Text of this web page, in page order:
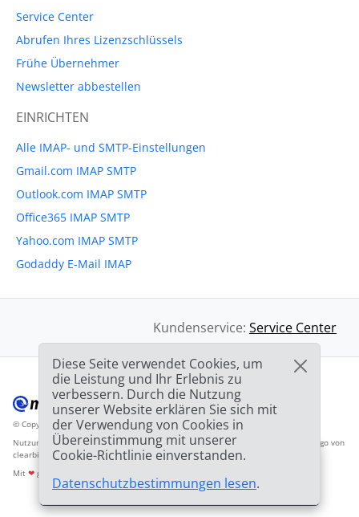
Service Center
Abrufen Ihres Lizenzschlüssels
Frühe Übernehmer
Newsletter abbestellen
EINRICHTEN
Alle IMAP- und SMTP-Einstellungen
Gmail.com IMAP SMTP
Outlook.com IMAP SMTP
Office365 IMAP SMTP
Yahoo.com IMAP SMTP
Godaddy E-Mail IMAP
Kundenservice: Service Center
© Copyright 2012-2026 Mailbird™Alle Rechte vorbehalten.
Nutzungsbedingunen Datenschutzbestimmungen Inhaltsverzeichnis
Anbieter-Logo von
clearbit.com
Mit ❤ gemacht
Diese Seite verwendet Cookies, um
die Leistung und Ihr Erlebnis zu
verbessern. Durch die Nutzung
unserer Website erklären Sie sich mit
der Verwendung von Cookies in
Übereinstimmung mit unserer
Cookie-Richtlinie einverstanden.
Datenschutzbestimmungen lesen.
🎉SPEZIAL ANGEBOT:
GRATIS!